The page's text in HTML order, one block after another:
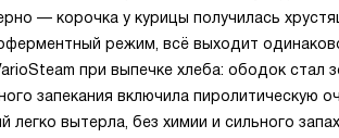
— корочка у курицы получилась
режим, всё выходит
при выпечке хлеба: ободок
запекания включила пиролитическую
легко вытерла, без химии и сильного